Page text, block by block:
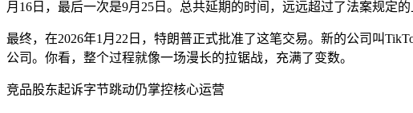
月16日，最后一次是9月25日。总共延期的时间，远远超过了法案规定
最终，在2026年1月22日，特朗普正式批准了这笔交易。新的公司叫
公司。你看，整个过程就像一场漫长的拉锯战，充满了变数。
竞品股东起诉字节跳动仍掌控核心运营